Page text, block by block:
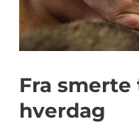
Fra
hverdag